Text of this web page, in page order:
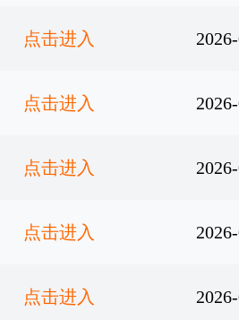
点击进入
点击进入
点击进入
点击进入
点击进入